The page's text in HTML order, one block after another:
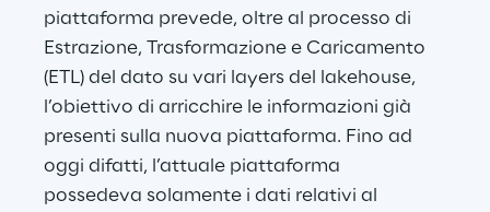
piattaforma prevede, oltre al processo di
Estrazione, Trasformazione e Caricamento
(ETL) del dato su vari layers del lakehouse,
l’obiettivo di arricchire le informazioni già
presenti sulla nuova piattaforma. Fino ad
oggi difatti, l’attuale piattaforma
possedeva solamente i dati relativi al